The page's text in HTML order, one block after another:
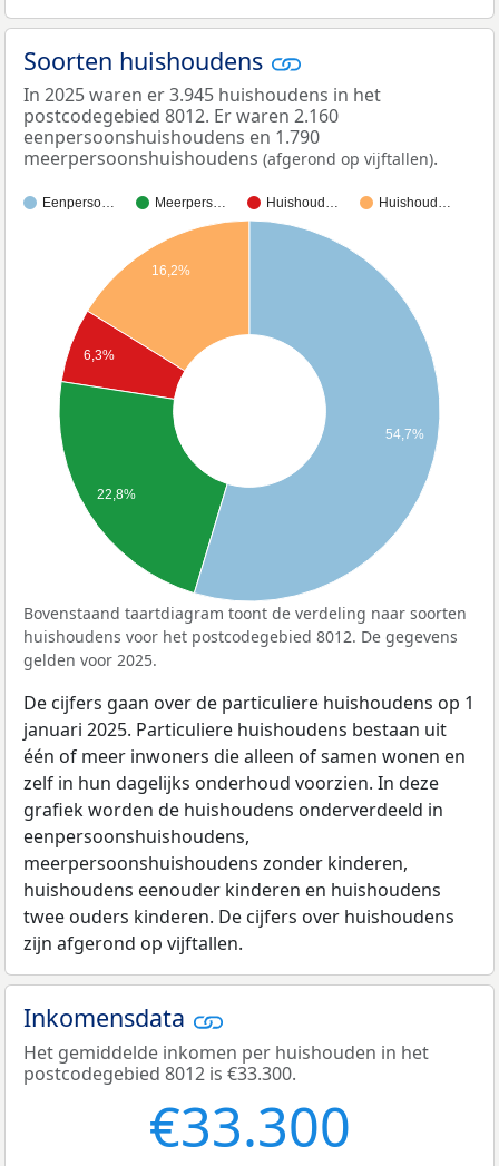
Soorten huishoudens
In 2025 waren er 3.945 huishoudens in het
postcodegebied 8012. Er waren 2.160
eenpersoonshuishoudens en 1.790
meerpersoonshuishoudens (afgerond op vijftallen).
Eenperso… Meerpers… Huishoud… Huishoud…
16,2%
6,3%
22,8%
54,7%
Bovenstaand taartdiagram toont de verdeling naar soorten
huishoudens voor het postcodegebied 8012. De gegevens
gelden voor 2025.
De cijfers gaan over de particuliere huishoudens op 1
januari 2025. Particuliere huishoudens bestaan uit
één of meer inwoners die alleen of samen wonen en
zelf in hun dagelijks onderhoud voorzien. In deze
grafiek worden de huishoudens onderverdeeld in
eenpersoonshuishoudens,
meerpersoonshuishoudens zonder kinderen,
huishoudens eenouder kinderen en huishoudens
twee ouders kinderen. De cijfers over huishoudens
zijn afgerond op vijftallen.
Inkomensdata
Het gemiddelde inkomen per huishouden in het
postcodegebied 8012 is €33.300.
€33.300